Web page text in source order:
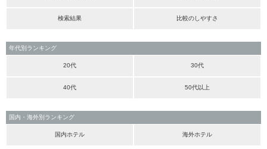
検索結果 比較のしやすさ
年代別ランキング
20代 30代
40代 50代以上
国内・海外別ランキング
国内ホテル 海外ホテル